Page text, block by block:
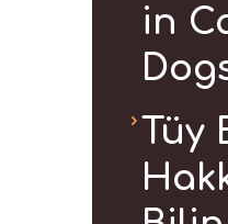
in
Tüy